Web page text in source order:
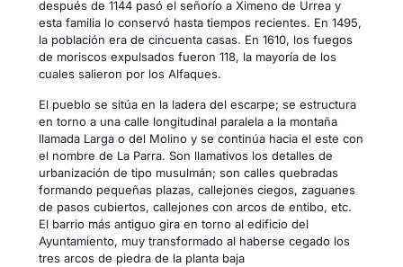
después de 1144 pasó el señorío a Ximeno de Urrea y
esta familia lo conservó hasta tiempos recientes. En 1495,
la población era de cincuenta casas. En 1610, los fuegos
de moriscos expulsados fueron 118, la mayoría de los
cuales salieron por los Alfaques.
El pueblo se sitúa en la ladera del escarpe; se estructura
en torno a una calle longitudinal paralela a la montaña
llamada Larga o del Molino y se continúa hacia el este con
el nombre de La Parra. Son llamativos los detalles de
urbanización de tipo musulmán; son calles quebradas
formando pequeñas plazas, callejones ciegos, zaguanes
de pasos cubiertos, callejones con arcos de entibo, etc.
El barrio más antiguo gira en torno al edificio del
Ayuntamiento, muy transformado al haberse cegado los
tres arcos de piedra de la planta baja